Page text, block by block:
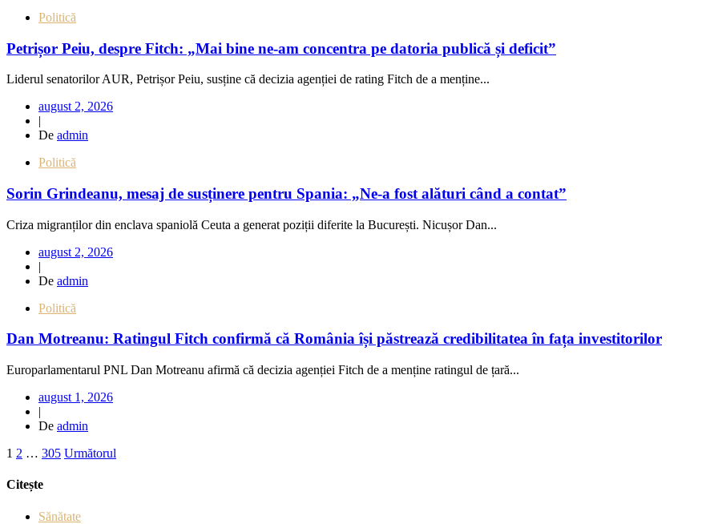
Politică
Petrișor Peiu, despre Fitch: „Mai bine ne-am concentra pe datoria publică și deficit”
Liderul senatorilor AUR, Petrișor Peiu, susține că decizia agenției de rating Fitch de a menține...
august 2, 2026
|
De admin
Politică
Sorin Grindeanu, mesaj de susținere pentru Spania: „Ne-a fost alături când a contat”
Criza migranților din enclava spaniolă Ceuta a generat poziții diferite la București. Nicușor Dan...
august 2, 2026
|
De admin
Politică
Dan Motreanu: Ratingul Fitch confirmă că România își păstrează credibilitatea în fața investitorilor
Europarlamentarul PNL Dan Motreanu afirmă că decizia agenției Fitch de a menține ratingul de țară...
august 1, 2026
|
De admin
1 2 … 305 Următorul
Citește
Sănătate